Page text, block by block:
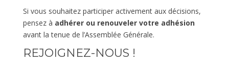
Si vous souhaitez participer activement aux décisions,
pensez à adhérer ou renouveler votre adhésion
avant la tenue de l’Assemblée Générale.
REJOIGNEZ-NOUS !